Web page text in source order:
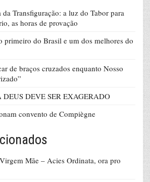
da Transfiguração: a luz do Tabor para
as horas de provação
primeiro do Brasil e um dos melhores do
de braços cruzados enquanto Nosso
DEUS DEVE SER EXAGERADO
convento de Compiègne
Mãe – Acies Ordinata, ora pro